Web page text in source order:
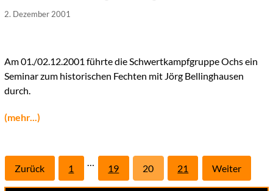
2. Dezember 2001
Am 01./02.12.2001 führte die Schwertkampfgruppe Ochs ein
Seminar zum historischen Fechten mit Jörg Bellinghausen
durch.
(mehr...)
der
Beiträge
Zurück 1
…
19 20 21 Weiter